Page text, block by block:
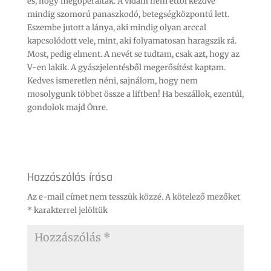
mindig szomorú panaszkodó, betegségközpontú lett.
Eszembe jutott a lánya, aki mindig olyan arccal
kapcsolódott vele, mint, aki folyamatosan haragszik rá.
Most, pedig elment. A nevét se tudtam, csak azt, hogy az
V-en lakik. A gyászjelentésből megerősítést kaptam.
Kedves ismeretlen néni, sajnálom, hogy nem
mosolygunk többet össze a liftben! Ha beszállok, ezentúl,
gondolok majd Önre.
Hozzászólás írása
Az e-mail címet nem tesszük közzé.A kötelező mezőket
* karakterrel jelöltük